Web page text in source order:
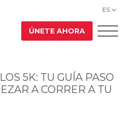
ES
ÚNETE AHORA
5K: TU GUÍA PASO
A CORRER A TU